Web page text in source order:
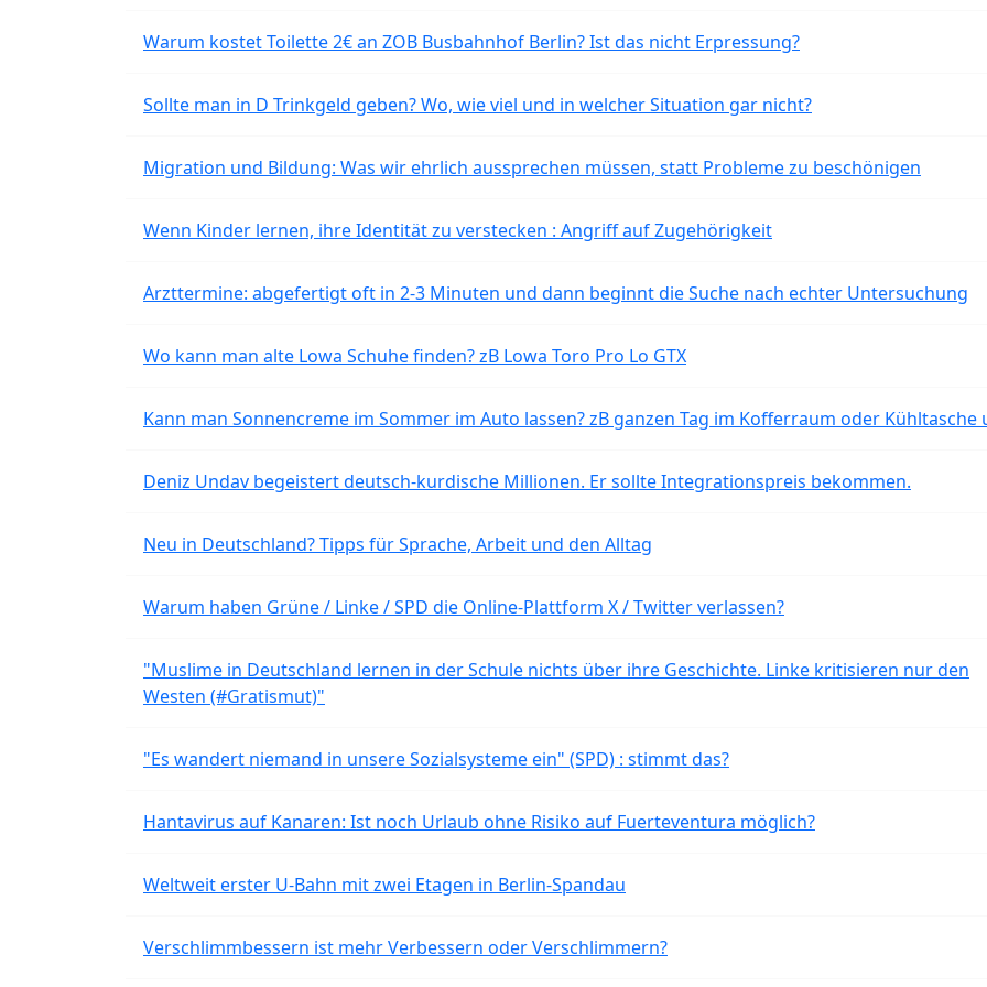
Warum kostet Toilette 2€ an ZOB Busbahnhof Berlin? Ist das nicht Erpressung?
Sollte man in D Trinkgeld geben? Wo, wie viel und in welcher Situation gar nicht?
Migration und Bildung: Was wir ehrlich aussprechen müssen, statt Probleme zu beschönigen
Wenn Kinder lernen, ihre Identität zu verstecken : Angriff auf Zugehörigkeit
Arzttermine: abgefertigt oft in 2-3 Minuten und dann beginnt die Suche nach echter Untersuchung
Wo kann man alte Lowa Schuhe finden? zB Lowa Toro Pro Lo GTX
Kann man Sonnencreme im Sommer im Auto lassen? zB ganzen Tag im Kofferraum oder Kühltasche
Deniz Undav begeistert deutsch-kurdische Millionen. Er sollte Integrationspreis bekommen.
Neu in Deutschland? Tipps für Sprache, Arbeit und den Alltag
Warum haben Grüne / Linke / SPD die Online-Plattform X / Twitter verlassen?
"Muslime in Deutschland lernen in der Schule nichts über ihre Geschichte. Linke kritisieren nur den
Westen (#Gratismut)"
"Es wandert niemand in unsere Sozialsysteme ein" (SPD) : stimmt das?
Hantavirus auf Kanaren: Ist noch Urlaub ohne Risiko auf Fuerteventura möglich?
Weltweit erster U-Bahn mit zwei Etagen in Berlin-Spandau
Verschlimmbessern ist mehr Verbessern oder Verschlimmern?